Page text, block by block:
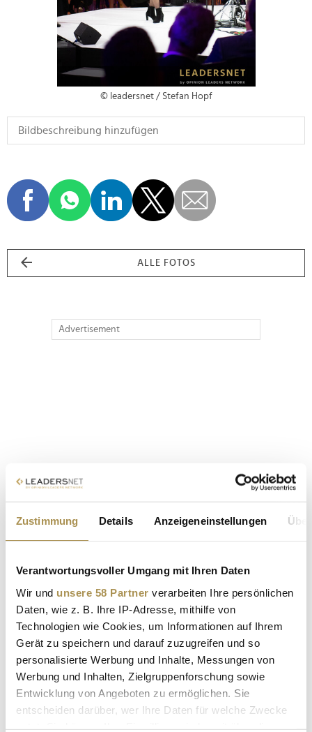
Zustimmung Details Anzeigeneinstellungen
Verantwortungsvoller Umgang mit Ihren Daten
Wir und unsere 58 Partner verarbeiten Ihre persönlichen
Daten, wie z. B. Ihre IP-Adresse, mithilfe von
Technologien wie Cookies, um Informationen auf Ihrem
Gerät zu speichern und darauf zuzugreifen und so
personalisierte Werbung und Inhalte, Messungen von
Werbung und Inhalten, Zielgruppenforschung sowie
Entwicklung von Angeboten zu ermöglichen. Sie
entscheiden darüber, wer Ihre Daten für welche Zwecke
© leadersnet / Stefan Hopf
ALLE FOTOS
Advertisement